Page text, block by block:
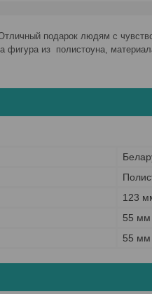
подарок людям с
из полистоуна,
123
55 мм
55 мм